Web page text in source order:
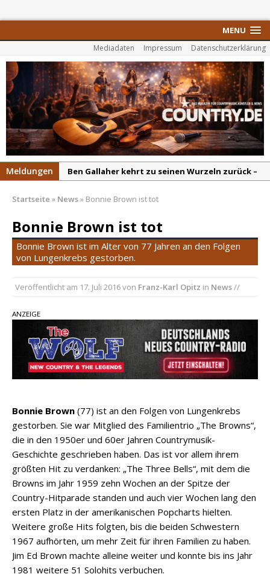
MENU
Mediadaten Impressum Datenschutzerklärung
Meldungen
Ben Gallaher kehrt zu seinen Wurzeln zurück –
Colton Dawson legt mit „Worth It“ nach –
Country mit Herz und Humor
Carly Pearce hinterfragt den ständigen
Vergleich mit anderen
„Choosin‘ Texas“ gehört zu den größten Hits
pez veröffentlicht neue Single „Late Night
Talks“ – eine Hymne auf unvergessliche
Sommernächte
Country Music Hot News – 9. August 2026:
Startseite » News» Bonnie Brown ist tot
Bonnie Brown ist tot
Bonnie Brown ist im Alter von 77 Jahren an den Folgen
von Lungenkrebs gestorben.
Veröffentlicht am 17. Juli 2016von Franz-Karl Opitz in News//
ANZEIGE
Bonnie Brown (77) ist an den Folgen von Lungenkrebs
gestorben. Sie war Mitglied des Familientrio „The Browns“,
die in den 1950er und 60er Jahren Countrymusik-
Geschichte geschrieben haben. Das ist vor allem ihrem
größten Hit zu verdanken: „The Three Bells“, mit dem die
Browns im Jahr 1959 zehn Wochen an der Spitze der
Country-Hitparade standen und auch vier Wochen lang den
ersten Platz in der amerikanischen Popcharts hielten.
Weitere große Hits folgten, bis die beiden Schwestern
1967 aufhörten, um mehr Zeit für ihren Familien zu haben.
Jim Ed Brown machte alleine weiter und konnte bis ins Jahr
1981 weitere 51 Solohits verbuchen.